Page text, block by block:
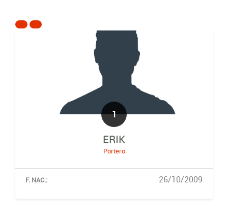
1
ERIK
Portero
F. NAC.: 26/10/2009